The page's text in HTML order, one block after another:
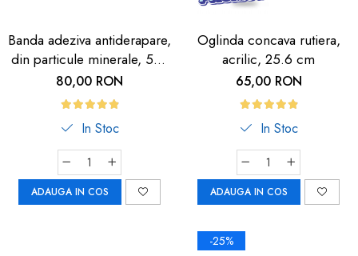
Banda adeziva antiderapare,
din particule minerale, 5m,
neagra cu dunga
fosforescenta
80,00 RON
In Stoc
ADAUGA IN COS
Oglinda concava rutiera,
acrilic, 25.6 cm
65,00 RON
In Stoc
ADAUGA IN COS
-25%